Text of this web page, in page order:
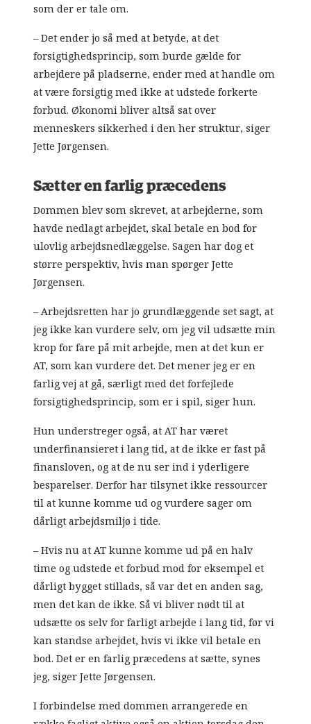
som der er tale om.
– Det ender jo så med at betyde, at det
forsigtighedsprincip, som burde gælde for
arbejdere på pladserne, ender med at handle om
at være forsigtig med ikke at udstede forkerte
forbud. Økonomi bliver altså sat over
menneskers sikkerhed i den her struktur, siger
Jette Jørgensen.
Sætter en farlig præcedens
Dommen blev som skrevet, at arbejderne, som
havde nedlagt arbejdet, skal betale en bod for
ulovlig arbejdsnedlæggelse. Sagen har dog et
større perspektiv, hvis man spørger Jette
Jørgensen.
– Arbejdsretten har jo grundlæggende set sagt, at
jeg ikke kan vurdere selv, om jeg vil udsætte min
krop for fare på mit arbejde, men at det kun er
AT, som kan vurdere det. Det mener jeg er en
farlig vej at gå, særligt med det forfejlede
forsigtighedsprincip, som er i spil, siger hun.
Hun understreger også, at AT har været
underfinansieret i lang tid, at de ikke er fast på
finansloven, og at de nu ser ind i yderligere
besparelser. Derfor har tilsynet ikke ressourcer
til at kunne komme ud og vurdere sager om
dårligt arbejdsmiljø i tide.
– Hvis nu at AT kunne komme ud på en halv
time og udstede et forbud mod for eksempel et
dårligt bygget stillads, så var det en anden sag,
men det kan de ikke. Så vi bliver nødt til at
udsætte os selv for farligt arbejde i lang tid, før vi
kan standse arbejdet, hvis vi ikke vil betale en
bod. Det er en farlig præcedens at sætte, synes
jeg, siger Jette Jørgensen.
I forbindelse med dommen arrangerede en